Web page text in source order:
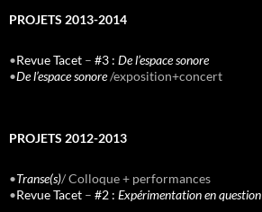
PROJETS 2013-2014
•Revue Tacet – #3 : De l’espace sonore
•De l’espace sonore/exposition+concert
PROJETS 2012-2013
•Transe(s)/ Colloque + performances
•Revue Tacet – #2 : Expérimentation en question